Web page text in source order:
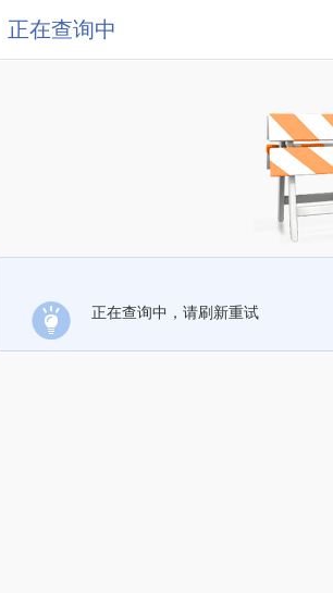
正在查询中
正在查询中，请刷新重试